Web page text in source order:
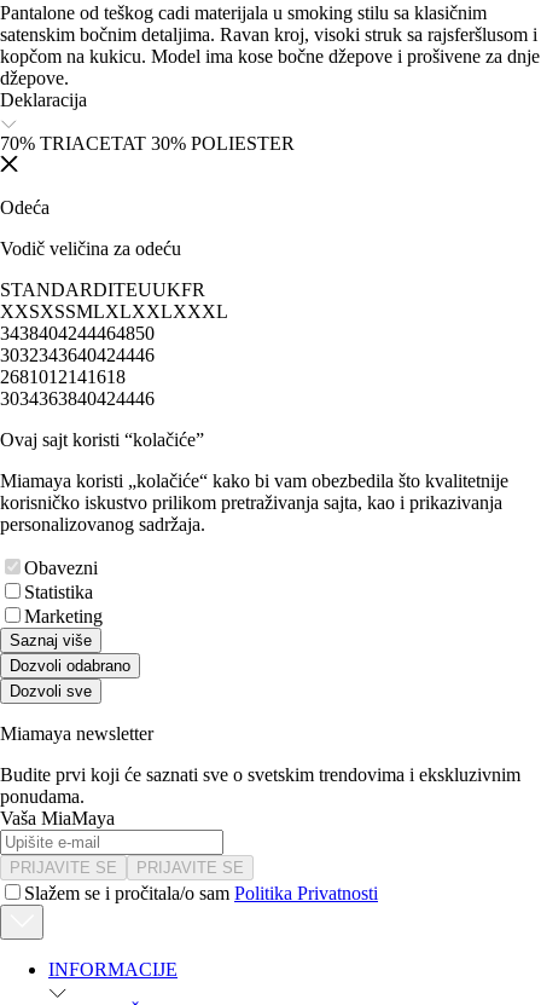
Pantalone od teškog cadi materijala u smoking stilu sa klasičnim
satenskim bočnim detaljima. Ravan kroj, visoki struk sa rajsferšlusom i
kopčom na kukicu. Model ima kose bočne džepove i prošivene za dnje
džepove.
Deklaracija
70% TRIACETAT 30% POLIESTER
Odeća
Vodič veličina za odeću
STANDARDITEUUKFR
XXSXSSMLXLXXLXXXL
3438404244464850
3032343640424446
2681012141618
3034363840424446
Ovaj sajt koristi “kolačiće”
Miamaya koristi „kolačiće“ kako bi vam obezbedila što kvalitetnije
korisničko iskustvo prilikom pretraživanja sajta, kao i prikazivanja
personalizovanog sadržaja.
Obavezni
Statistika
Marketing
Saznaj više
Dozvoli odabrano
Dozvoli sve
Miamaya newsletter
Budite prvi koji će saznati sve o svetskim trendovima i ekskluzivnim
ponudama.
Vaša MiaMaya
PRIJAVITE SE PRIJAVITE SE
Slažem se i pročitala/o sam Politika Privatnosti
INFORMACIJE